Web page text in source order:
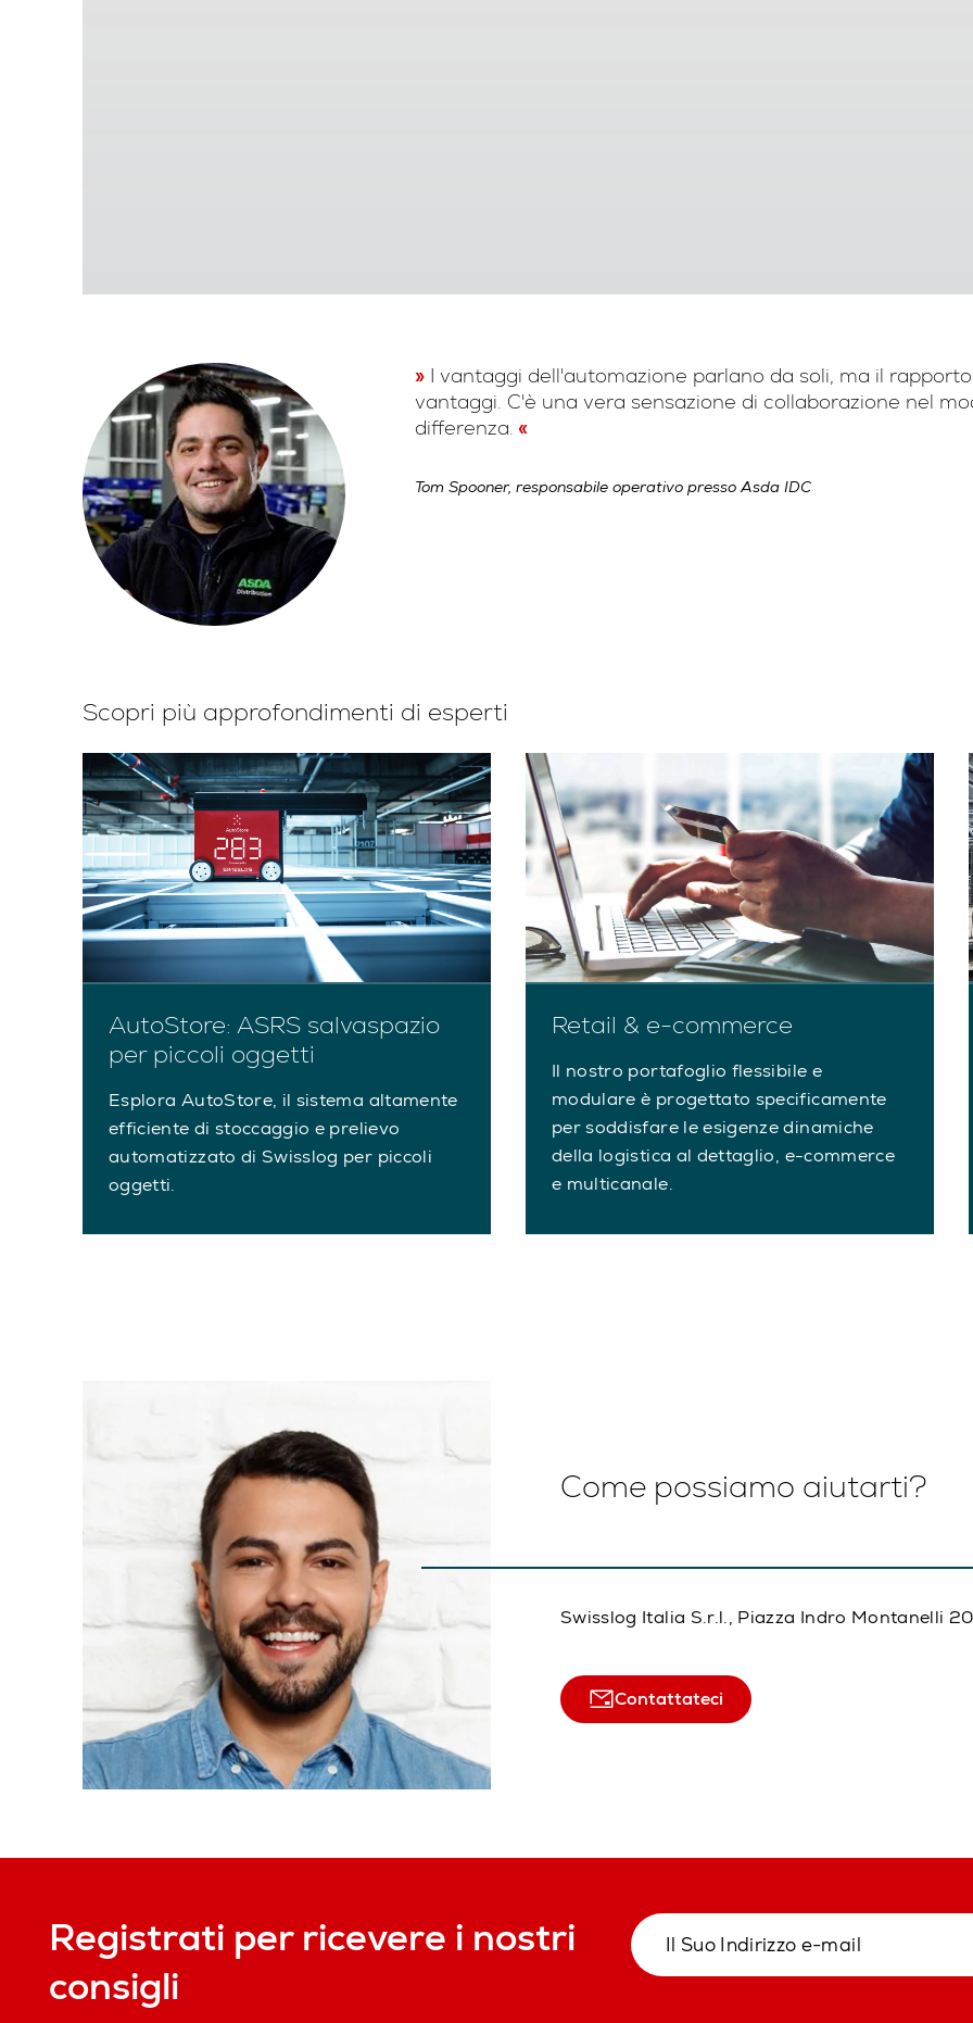
I vantaggi dell'automazione parlano da soli, ma il
vantaggi. C'è una vera sensazione di collaborazione nel
differenza.
Tom Spooner, responsabile operativo presso Asda IDC
Scopri più approfondimenti di esperti
AutoStore: ASRS salvaspazio
per piccoli oggetti
Esplora AutoStore, il sistema altamente
efficiente di stoccaggio e prelievo
automatizzato di Swisslog per piccoli
oggetti.
Retail & e-commerce
Il nostro portafoglio flessibile e
modulare è progettato specificamente
per soddisfare le esigenze dinamiche
della logistica al dettaglio, e-commerce
e multicanale.
Come possiamo aiutarti?
Swisslog Italia S.r.l., Piazza Indro Montanelli
Contattateci
Registrati per ricevere i nostri
consigli